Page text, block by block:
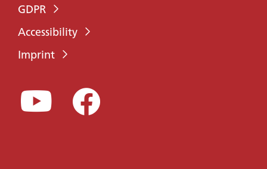
GDPR
Accessibility
Imprint